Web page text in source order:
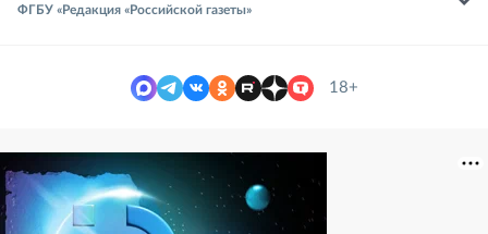
ФГБУ «Редакция «Российской газеты»
18+